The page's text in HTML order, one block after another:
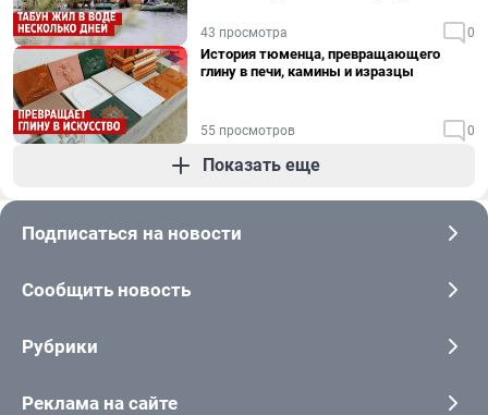
43 просмотра 0
История тюменца, превращающего
глину в печи, камины и изразцы
55 просмотров 0
Показать еще
Подписаться на новости
Сообщить новость
Рубрики
Реклама на сайте